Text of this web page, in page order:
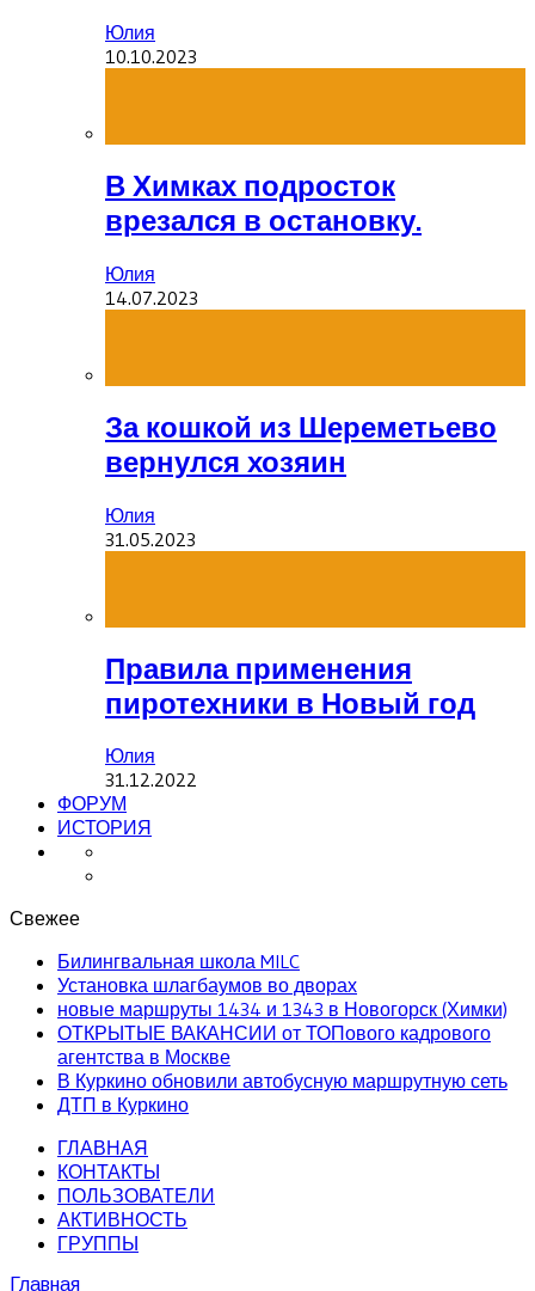
Юлия
10.10.2023
В Химках подросток
врезался в остановку.
Юлия
14.07.2023
За кошкой из Шереметьево
вернулся хозяин
Юлия
31.05.2023
Правила применения
пиротехники в Новый год
Юлия
31.12.2022
ФОРУМ
ИСТОРИЯ
Свежее
Билингвальная школа MILC
Установка шлагбаумов во дворах
новые маршруты 1434 и 1343 в Новогорск (Химки)
ОТКРЫТЫЕ ВАКАНСИИ от ТОПового кадрового
агентства в Москве
В Куркино обновили автобусную маршрутную сеть
ДТП в Куркино
ГЛАВНАЯ
КОНТАКТЫ
ПОЛЬЗОВАТЕЛИ
АКТИВНОСТЬ
ГРУППЫ
Главная